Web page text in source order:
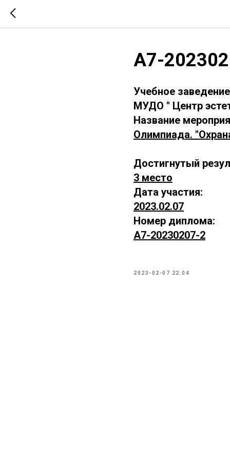
А7-
Учебное
МУДО " Центр
Название
Олимпиада.
Достигнутый
3 место
Дата участия:
2023.02.07
Номер диплома:
А7-20230207-2
2023-02-07 22:04